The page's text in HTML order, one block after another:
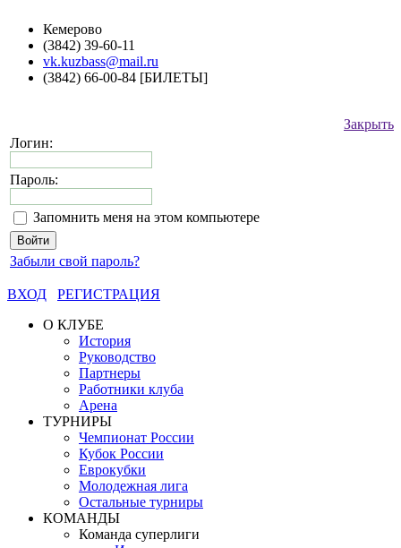
Кемерово
(3842) 39-60-11
vk.kuzbass@mail.ru
(3842) 66-00-84 [БИЛЕТЫ]
Закрыть
Логин:
Пароль:
Запомнить меня на этом компьютере
Забыли свой пароль?
ВХОД
РЕГИСТРАЦИЯ
О КЛУБЕ
История
Руководство
Партнеры
Работники клуба
Арена
ТУРНИРЫ
Чемпионат России
Кубок России
Еврокубки
Молодежная лига
Остальные турниры
КОМАНДЫ
Команда суперлиги